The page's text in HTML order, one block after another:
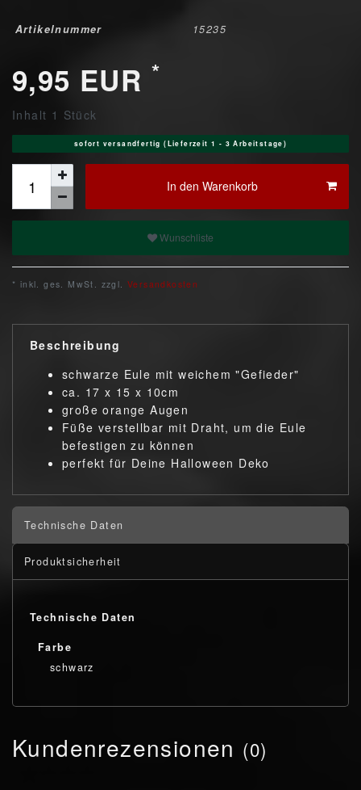
Artikelnummer 15235
9,95 EUR *
Inhalt 1 Stück
sofort versandfertig (Lieferzeit 1 - 3 Arbeitstage)
In den Warenkorb
Wunschliste
* inkl. ges. MwSt. zzgl. Versandkosten
Beschreibung
schwarze Eule mit weichem "Gefieder"
ca. 17 x 15 x 10cm
große orange Augen
Füße verstellbar mit Draht, um die Eule
befestigen zu können
perfekt für Deine Halloween Deko
Technische Daten
Produktsicherheit
Technische Daten
Farbe
schwarz
Kundenrezensionen (0)